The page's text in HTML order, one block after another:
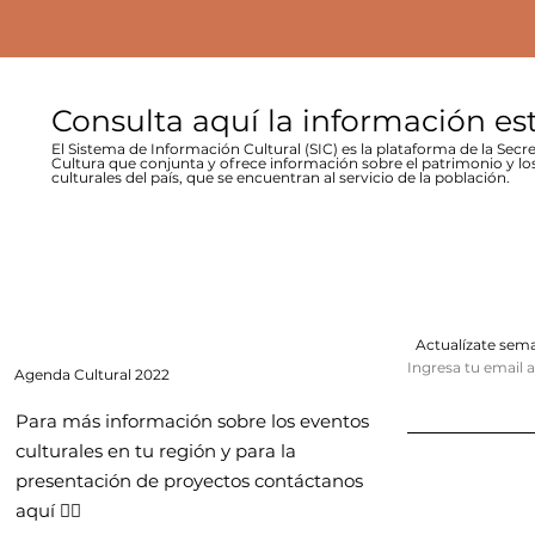
Consulta aquí la información
El Sistema de Información Cultural (SIC) es la plataforma de la
Cultura que conjunta y ofrece información sobre el patrimonio y
culturales del país, que se encuentran al servicio de la población.
Agenda Cultural 2022
Para más información sobre los eventos
culturales en tu región y para la
presentación de proyectos contáctanos
aquí 👇🏻
Actualízate
Ingresa tu email